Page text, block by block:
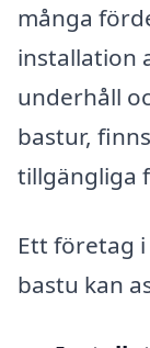
många
installation
underhåll
bastur,
tillgängliga
Ett företag
bastu kan